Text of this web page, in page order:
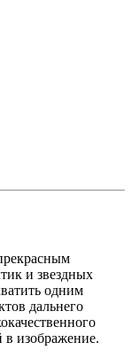
и звездных
одним
дальнего
изображение.